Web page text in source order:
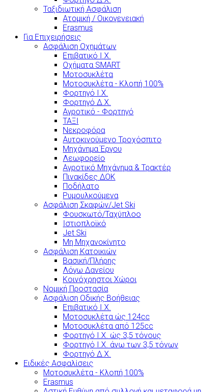
Ταξιδιωτική Ασφάλιση
Ατομική / Οικογενειακή
Erasmus
Για Επιχειρήσεις
Ασφάλιση Οχημάτων
Επιβατικό Ι.Χ.
Οχήματα SMART
Μοτοσυκλέτα
Μοτοσυκλέτα - Κλοπή 100%
Φορτηγό Ι.Χ.
Φορτηγό Δ.Χ.
Αγροτικό - Φορτηγό
ΤΑΞΙ
Νεκροφόρα
Αυτοκινούμενο Τροχόσπιτο
Μηχάνημα Έργου
Λεωφορείο
Αγροτικό Μηχάνημα & Τρακτέρ
Πινακίδες ΔΟΚ
Ποδήλατο
Ρυμουλκούμενα
Ασφάλιση Σκαφών/Jet Ski
Φουσκωτό/Ταχύπλοο
Ιστιοπλοϊκό
Jet Ski
Μη Μηχανοκίνητο
Ασφάλιση Κατοικιών
Βασική/Πλήρης
Λόγω Δανείου
Κοινόχρηστοι Χώροι
Νομική Προστασία
Ασφάλιση Οδικής Βοήθειας
Επιβατικό Ι.Χ.
Μοτοσυκλέτα ώς 124cc
Μοτοσυκλέτα από 125cc
Φορτηγό Ι.Χ. ώς 3,5 τόνους
Φορτηγό Ι.Χ. άνω των 3,5 τόνων
Φορτηγό Δ.Χ.
Ειδικές Ασφαλίσεις
Μοτοσυκλέτα - Κλοπή 100%
Erasmus